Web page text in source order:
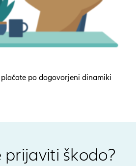
po dogovorjeni dinamiki
prijaviti škodo?